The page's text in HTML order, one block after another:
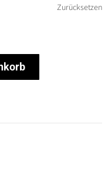
Zurücksetzen